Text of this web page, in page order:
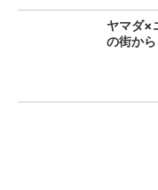
ヤマダ×
の街か